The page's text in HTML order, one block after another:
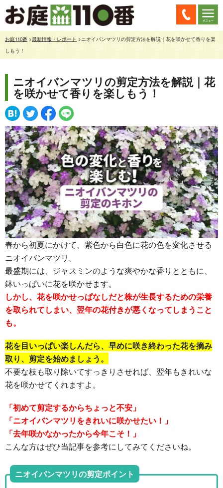
お庭110番>最新情報・レポート >ニオイバンマツリの剪定方法を解説｜花を咲かせて香りを楽
しもう！
ニオイバンマツリの剪定方法を解説｜花
を咲かせて香りを楽しもう！
春から初夏にかけて、紫色から白色に花の色を変化させる
ニオイバンマツリ。
最盛期には、ジャスミンのような爽やかな香りとともに、
鉢いっぱいに花を咲かせます。
しかし、花を咲かせっぱなしだと株が生長するための栄養
を取られてしまい、翌年の花付きが悪くなってしまうこと
も。
花を目いっぱい楽しんだら、早めに咲き終わった花を摘み
取り、剪定を始めましょう。
不要な枝も取り除いてすっきりさせれば、翌年もきれいな
花を咲かせてくれますよ。
「初めて剪定するからちょっと不安」
「ニオイバンマツリをきれいに咲かせたい！」
「去年咲かなかったから今年こそ！」
こんな方はぜひ当記事を参考にしてみてくださいね。
ニオイバンマツリの剪定ポイント